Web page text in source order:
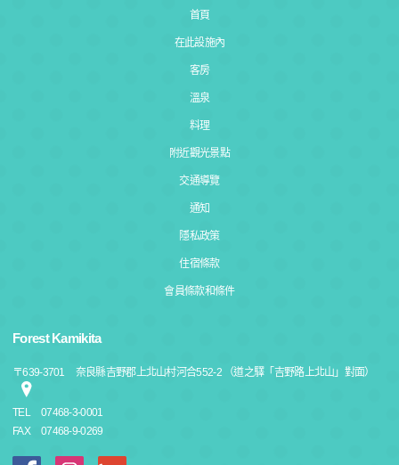
首頁
在此設施內
客房
溫泉
料理
附近觀光景點
交通導覽
通知
隱私政策
住宿條款
會員條款和條件
Forest Kamikita
〒639-3701 奈良縣吉野郡上北山村河合552-2 （道之驛「吉野路上北山」對面）
TEL
07468-3-0001
FAX
07468-9-0269